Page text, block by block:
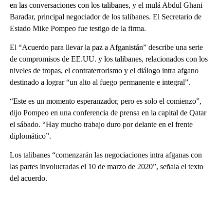
en las conversaciones con los talibanes, y el mulá Abdul Ghani
Baradar, principal negociador de los talibanes. El Secretario de
Estado Mike Pompeo fue testigo de la firma.
El “Acuerdo para llevar la paz a Afganistán” describe una serie
de compromisos de EE.UU. y los talibanes, relacionados con los
niveles de tropas, el contraterrorismo y el diálogo intra afgano
destinado a lograr “un alto al fuego permanente e integral”.
“Este es un momento esperanzador, pero es solo el comienzo”,
dijo Pompeo en una conferencia de prensa en la capital de Qatar
el sábado. “Hay mucho trabajo duro por delante en el frente
diplomático”.
Los talibanes “comenzarán las negociaciones intra afganas con
las partes involucradas el 10 de marzo de 2020”, señala el texto
del acuerdo.